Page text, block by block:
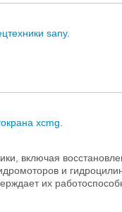
sany.
xcmg.
включая
и
их